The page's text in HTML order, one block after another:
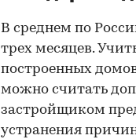
В среднем по
трех месяцев.
построенных
можно считать
застройщиком
устранения